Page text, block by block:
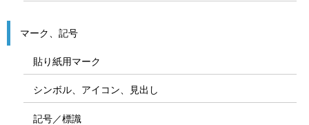
マーク、記号
貼り紙用マーク
シンボル、アイコン、見出し
記号／標識